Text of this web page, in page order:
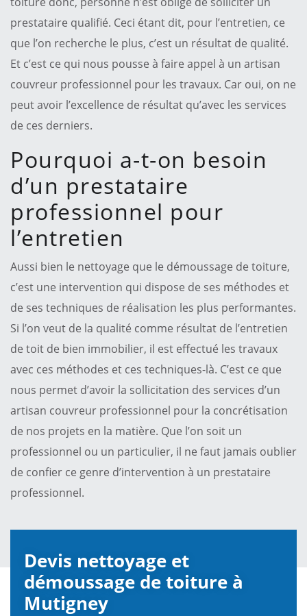
prestataire qualifié. Ceci étant dit, pour l’entretien, ce
que l’on recherche le plus, c’est un résultat de qualité.
Et c’est ce qui nous pousse à faire appel à un artisan
couvreur professionnel pour les travaux. Car oui, on ne
peut avoir l’excellence de résultat qu’avec les services
de ces derniers.
Pourquoi a-t-on besoin
d’un prestataire
professionnel pour
l’entretien
Aussi bien le nettoyage que le démoussage de toiture,
c’est une intervention qui dispose de ses méthodes et
de ses techniques de réalisation les plus performantes.
Si l’on veut de la qualité comme résultat de l’entretien
de toit de bien immobilier, il est effectué les travaux
avec ces méthodes et ces techniques-là. C’est ce que
nous permet d’avoir la sollicitation des services d’un
artisan couvreur professionnel pour la concrétisation
de nos projets en la matière. Que l’on soit un
professionnel ou un particulier, il ne faut jamais oublier
de confier ce genre d’intervention à un prestataire
professionnel.
Devis nettoyage et
démoussage de toiture à
Mutigney